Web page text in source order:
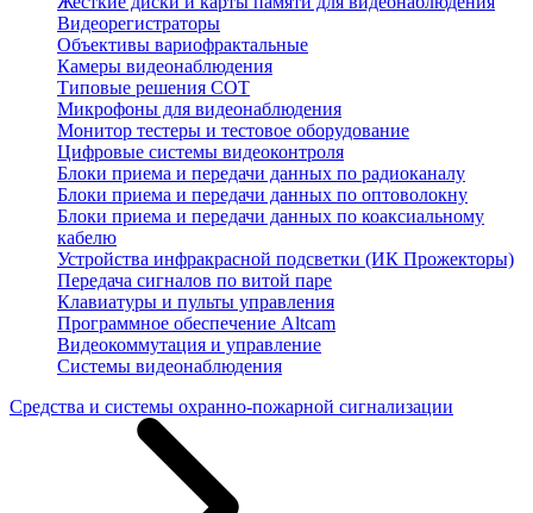
Видеорегистраторы
Объективы вариофрактальные
Камеры видеонаблюдения
Типовые решения СОТ
Микрофоны для видеонаблюдения
Монитор тестеры и тестовое оборудование
Цифровые системы видеоконтроля
Блоки приема и передачи данных по радиоканалу
Блоки приема и передачи данных по оптоволокну
Блоки приема и передачи данных по коаксиальному
кабелю
Устройства инфракрасной подсветки (ИК Прожекторы)
Передача сигналов по витой паре
Клавиатуры и пульты управления
Программное обеспечение Altcam
Видеокоммутация и управление
Системы видеонаблюдения
Средства и системы охранно-пожарной сигнализации